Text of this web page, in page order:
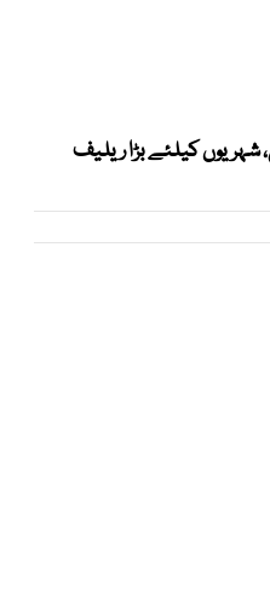
کیلئے بڑا ریلیف